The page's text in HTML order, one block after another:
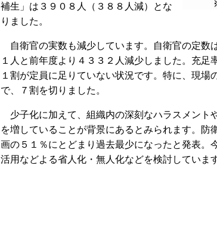
補生」は３９０８人（３８８人減）とな
りました。
自衛官の実数も減少しています。自衛官の定数
１人と前年度より４３３２人減少しました。充
１割が定員に足りていない状況です。特に、現
で、７割を切りました。
少子化に加えて、組織内の深刻なハラスメント
を増していることが背景にあるとみられます。
画の５１％にとどまり過去最少になったと発表。
活用などよる省人化・無人化などを検討しています